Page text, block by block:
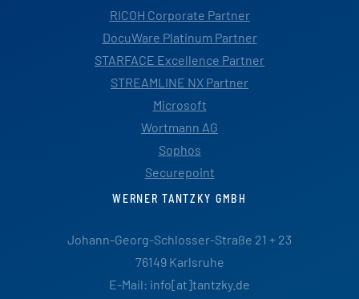
RICOH Corporate Partner
DocuWare Platinum Partner
STARFACE Excellence Partner
STREAMLINE NX Partner
Microsoft
Wortmann AG
Sophos
Securepoint
WERNER TANTZKY GMBH
Johann-Georg-Schlosser-Straße 21 + 23
76149 Karlsruhe
E-Mail: info[at]tantzky.de